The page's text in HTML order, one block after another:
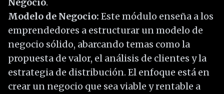
Modelo de Negocio: Este módulo enseña a los
emprendedores a estructurar un modelo de
negocio sólido, abarcando temas como la
propuesta de valor, el análisis de clientes y la
estrategia de distribución. El enfoque está en
crear un negocio que sea viable y rentable a